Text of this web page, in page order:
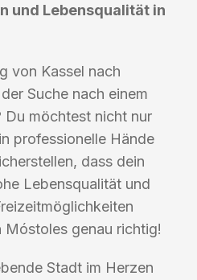
und Lebensqualität in
von Kassel nach
Suche nach einem
Du möchtest nicht nur
professionelle Hände
dass dein
Lebensqualität und
Móstoles genau richtig!
Stadt im Herzen